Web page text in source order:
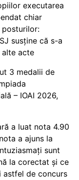
executarea
chiar
susține că s-a
alte acte
3 medalii de
– IOAI 2026,
a luat nota 4.90
a ajuns la
sunt
la corectat și ce
astfel de concurs